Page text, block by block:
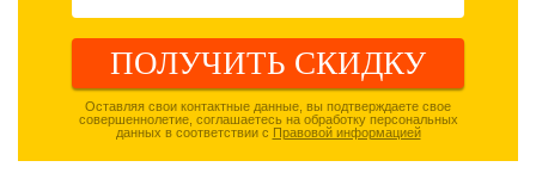
ПОЛУЧИТЬ СКИДКУ
Оставляя свои контактные данные, вы подтверждаете свое
совершеннолетие, соглашаетесь на обработку персональных
данных в соответствии с Правовой информацией